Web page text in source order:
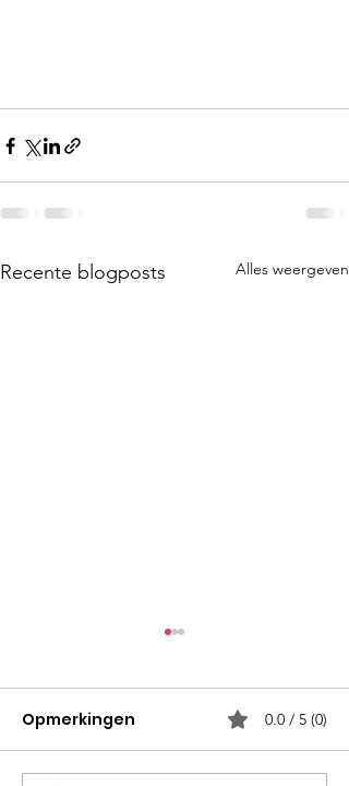
Recente blogposts Alles weergeven
Opmerkingen 0.0 / 5 (0)